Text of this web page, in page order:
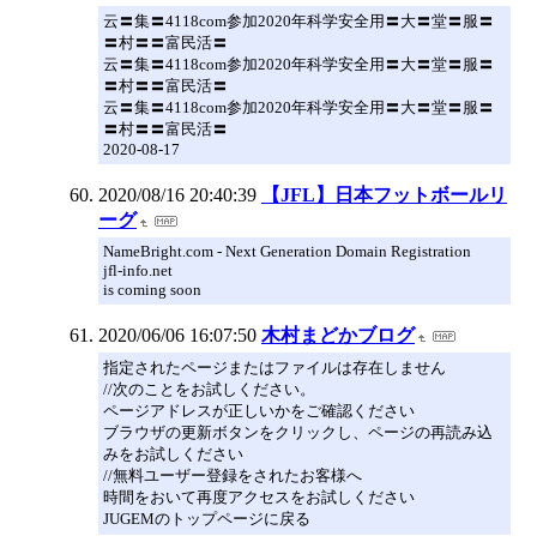
云〓集〓4118com参加2020年科学安全用〓大〓堂〓服〓
〓村〓〓富民活〓
云〓集〓4118com参加2020年科学安全用〓大〓堂〓服〓
〓村〓〓富民活〓
云〓集〓4118com参加2020年科学安全用〓大〓堂〓服〓
〓村〓〓富民活〓
2020-08-17
2020/08/16 20:40:39
【JFL】日本フットボールリ
ーグ
NameBright.com - Next Generation Domain Registration
jfl-info.net
is coming soon
2020/06/06 16:07:50 木村まどかブログ
指定されたページまたはファイルは存在しません
//次のことをお試しください。
ページアドレスが正しいかをご確認ください
ブラウザの更新ボタンをクリックし、ページの再読み込
みをお試しください
//無料ユーザー登録をされたお客様へ
時間をおいて再度アクセスをお試しください
JUGEMのトップページに戻る